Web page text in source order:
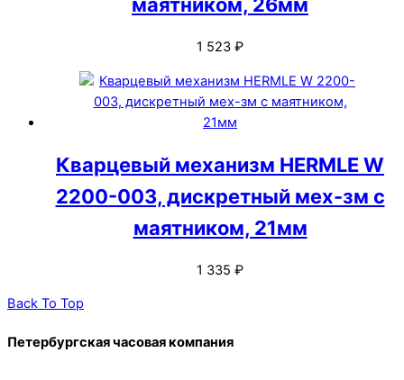
1 523 ₽
Кварцевый механизм HERMLE W
2200-003, дискретный мех-зм с
маятником, 21мм
1 335 ₽
Back To Top
Петербургская часовая компания